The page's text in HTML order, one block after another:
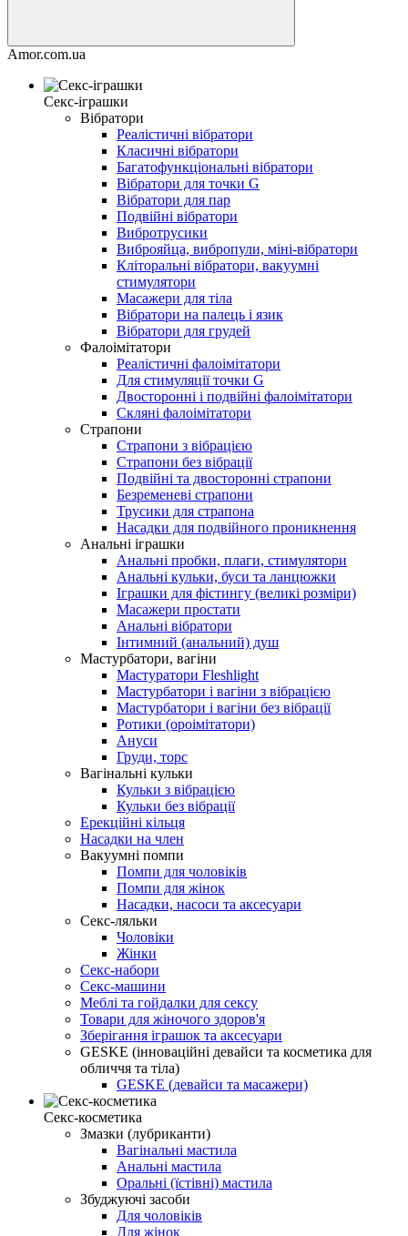
Amor.com.ua
Секс-іграшки
Вібратори
Реалістичні вібратори
Класичні вібратори
Багатофункціональні вібратори
Вібратори для точки G
Вібратори для пар
Подвійні вібратори
Вибротрусики
Виброяйца, вибропули, міні-вібратори
Кліторальні вібратори, вакуумні
стимулятори
Масажери для тіла
Вібратори на палець і язик
Вібратори для грудей
Фалоімітатори
Реалістичні фалоімітатори
Для стимуляції точки G
Двосторонні і подвійні фалоімітатори
Скляні фалоімітатори
Страпони
Страпони з вібрацією
Страпони без вібрації
Подвійні та двосторонні страпони
Безременеві страпони
Трусики для страпона
Насадки для подвійного проникнення
Анальні іграшки
Анальні пробки, плаги, стимулятори
Анальні кульки, буси та ланцюжки
Іграшки для фістингу (великі розміри)
Масажери простати
Анальні вібратори
Інтимний (анальний) душ
Мастурбатори, вагіни
Мастуратори Fleshlight
Мастурбатори і вагіни з вібрацією
Мастурбатори і вагіни без вібрації
Ротики (ороімітатори)
Ануси
Груди, торс
Вагінальні кульки
Кульки з вібрацією
Кульки без вібрації
Ерекційні кільця
Насадки на член
Вакуумні помпи
Помпи для чоловіків
Помпи для жінок
Насадки, насоси та аксесуари
Секс-ляльки
Чоловіки
Жінки
Секс-набори
Секс-машини
Меблі та гойдалки для сексу
Товари для жіночого здоров'я
Зберігання іграшок та аксесуари
GESKE (інноваційні девайси та косметика для
обличчя та тіла)
GESKE (девайси та масажери)
Секс-косметика
Змазки (лубриканти)
Вагінальні мастила
Анальні мастила
Оральні (їстівні) мастила
Збуджуючі засоби
Для чоловіків
Для жінок